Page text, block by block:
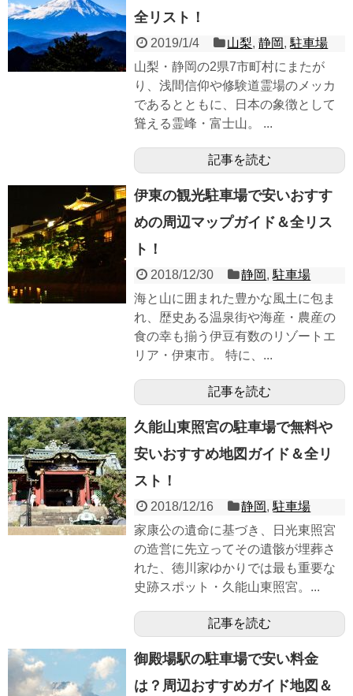
全リスト！
2019/1/4 山梨,静岡,駐車場
山梨・静岡の2県7市町村にまたが
り、浅間信仰や修験道霊場のメッカ
であるとともに、日本の象徴として
聳える霊峰・富士山。 ...
記事を読む
伊東の観光駐車場で安いおすす
めの周辺マップガイド＆全リス
ト！
2018/12/30 静岡,駐車場
海と山に囲まれた豊かな風土に包ま
れ、歴史ある温泉街や海産・農産の
食の幸も揃う伊豆有数のリゾートエ
リア・伊東市。 特に、...
記事を読む
久能山東照宮の駐車場で無料や
安いおすすめ地図ガイド＆全リ
スト！
2018/12/16 静岡,駐車場
家康公の遺命に基づき、日光東照宮
の造営に先立ってその遺骸が埋葬さ
れた、徳川家ゆかりでは最も重要な
史跡スポット・久能山東照宮。...
記事を読む
御殿場駅の駐車場で安い料金
は？周辺おすすめガイド地図＆